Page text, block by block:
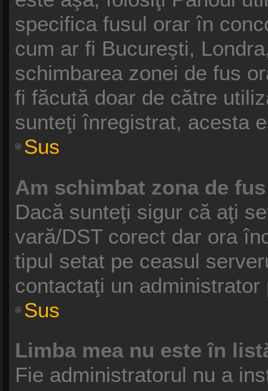
specifica fusul orar în
cum ar fi Bucureşti,
schimbarea zonei de fus
fi făcută doar de către
sunteţi înregistrat, acesta
Sus
Am schimbat zona de
Dacă sunteţi sigur că aţi
vară/DST corect dar ora
tipul setat pe ceasul
contactaţi un
Sus
Limba mea nu este în
Fie administratorul nu a